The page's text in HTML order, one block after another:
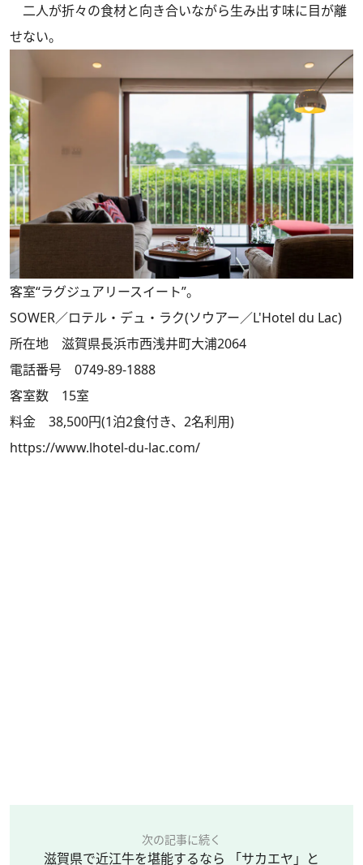
二人が折々の食材と向き合いながら生み出す味に目が離
せない。
客室“ラグジュアリースイート”。
SOWER／ロテル・デュ・ラク(ソウアー／L'Hotel du Lac)
所在地 滋賀県長浜市西浅井町大浦2064
電話番号 0749-89-1888
客室数 15室
料金 38,500円(1泊2食付き、2名利用)
https://www.lhotel-du-lac.com/
次の記事に続く
滋賀県で近江牛を堪能するなら 「サカエヤ」と